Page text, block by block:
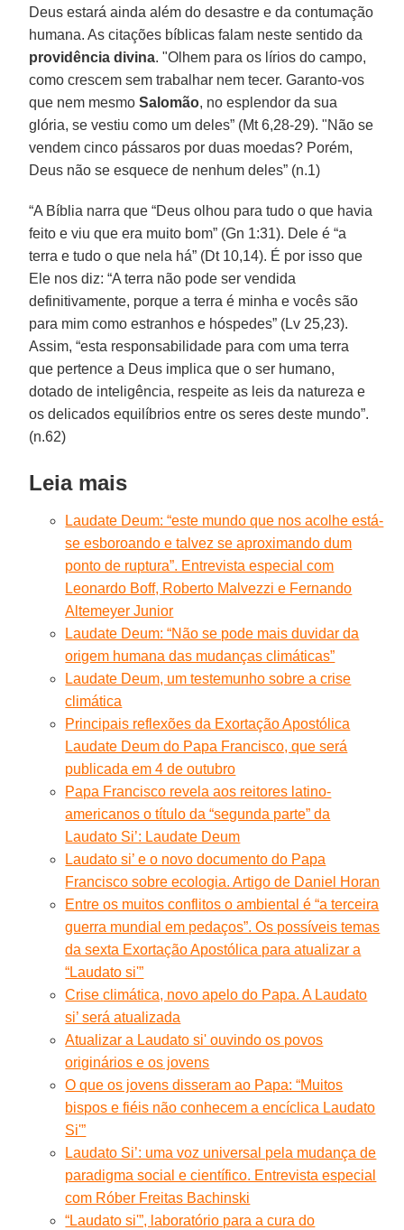
Deus estará ainda além do desastre e da contumação
humana. As citações bíblicas falam neste sentido da
providência divina. "Olhem para os lírios do campo,
como crescem sem trabalhar nem tecer. Garanto-vos
que nem mesmoSalomão, no esplendor da sua
glória, se vestiu como um deles” (Mt 6,28-29). "Não se
vendem cinco pássaros por duas moedas? Porém,
Deus não se esquece de nenhum deles” (n.1)
“A Bíblia narra que “Deus olhou para tudo o que havia
feito e viu que era muito bom” (Gn 1:31). Dele é “a
terra e tudo o que nela há” (Dt 10,14). É por isso que
Ele nos diz: “A terra não pode ser vendida
definitivamente, porque a terra é minha e vocês são
para mim como estranhos e hóspedes” (Lv 25,23).
Assim, “esta responsabilidade para com uma terra
que pertence a Deus implica que o ser humano,
dotado de inteligência, respeite as leis da natureza e
os delicados equilíbrios entre os seres deste mundo”.
(n.62)
Leia mais
Laudate Deum: “este mundo que nos acolhe está-
se esboroando e talvez se aproximando dum
ponto de ruptura”. Entrevista especial com
Leonardo Boff, Roberto Malvezzi e Fernando
Altemeyer Junior
Laudate Deum: “Não se pode mais duvidar da
origem humana das mudanças climáticas”
Laudate Deum, um testemunho sobre a crise
climática
Principais reflexões da Exortação Apostólica
Laudate Deum do Papa Francisco, que será
publicada em 4 de outubro
Papa Francisco revela aos reitores latino-
americanos o título da “segunda parte” da
Laudato Si’: Laudate Deum
Laudato si’ e o novo documento do Papa
Francisco sobre ecologia. Artigo de Daniel Horan
Entre os muitos conflitos o ambiental é “a terceira
guerra mundial em pedaços”. Os possíveis temas
da sexta Exortação Apostólica para atualizar a
“Laudato si'”
Crise climática, novo apelo do Papa. A Laudato
si’ será atualizada
Atualizar a Laudato si' ouvindo os povos
originários e os jovens
O que os jovens disseram ao Papa: “Muitos
bispos e fiéis não conhecem a encíclica Laudato
Si'”
Laudato Si’: uma voz universal pela mudança de
paradigma social e científico. Entrevista especial
com Róber Freitas Bachinski
“Laudato si'”, laboratório para a cura do